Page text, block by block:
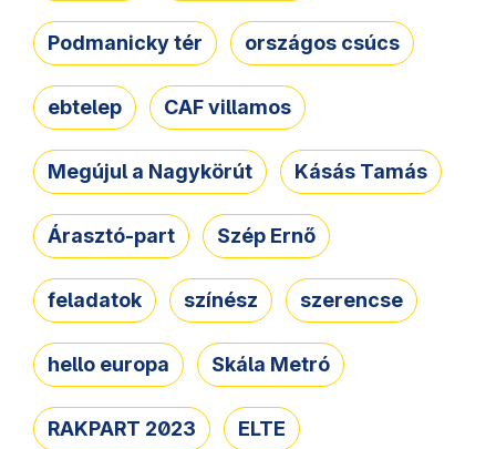
Podmanicky tér országos csúcs
ebtelep CAF villamos
Megújul a Nagykörút Kásás Tamás
Árasztó-part Szép Ernő
feladatok színész szerencse
hello europa Skála Metró
RAKPART 2023 ELTE